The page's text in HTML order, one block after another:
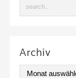
Archiv